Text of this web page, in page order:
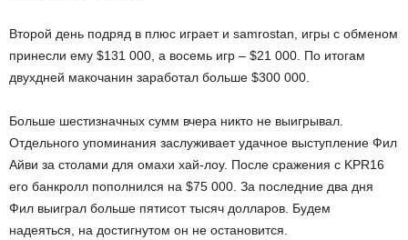
Второй день подряд в плюс играет и samrostan, игры с обменом
принесли ему $131 000, а восемь игр – $21 000. По итогам
двухдней макочанин заработал больше $300 000.
Больше шестизначных сумм вчера никто не выигрывал.
Отдельного упоминания заслуживает удачное выступление Фил
Айви за столами для омахи хай-лоу. После сражения с KPR16
его банкролл пополнился на $75 000. За последние два дня
Фил выиграл больше пятисот тысяч долларов. Будем
надеяться, на достигнутом он не остановится.